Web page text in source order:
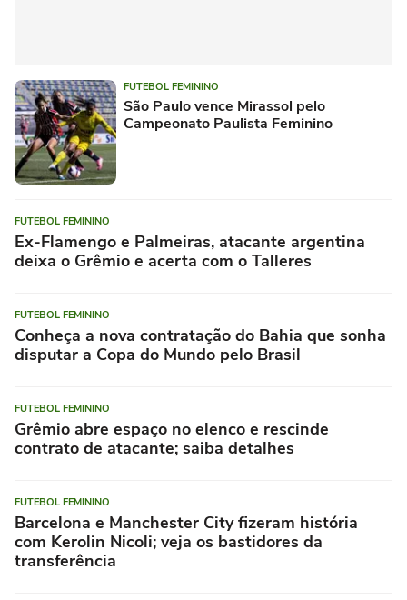
FUTEBOL FEMININO
São Paulo vence Mirassol pelo
Campeonato Paulista Feminino
FUTEBOL FEMININO
Ex-Flamengo e Palmeiras, atacante argentina
deixa o Grêmio e acerta com o Talleres
FUTEBOL FEMININO
Conheça a nova contratação do Bahia que sonha
disputar a Copa do Mundo pelo Brasil
FUTEBOL FEMININO
Grêmio abre espaço no elenco e rescinde
contrato de atacante; saiba detalhes
FUTEBOL FEMININO
Barcelona e Manchester City fizeram história
com Kerolin Nicoli; veja os bastidores da
transferência